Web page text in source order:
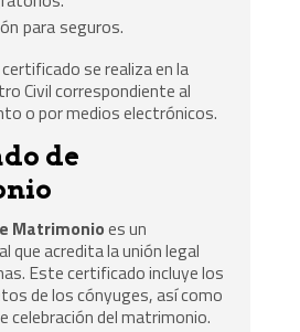
para seguros.
se realiza en la
Civil correspondiente al
o por medios electrónicos.
de
Matrimonioes un
que acredita la unión legal
Este certificado incluye los
de los cónyuges, así como
celebración del matrimonio.